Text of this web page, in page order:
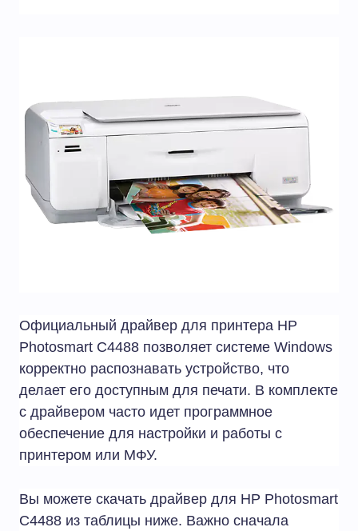
Официальный драйвер для принтера HP
Photosmart C4488 позволяет системе Windows
корректно распознавать устройство, что
делает его доступным для печати. В комплекте
с драйвером часто идет программное
обеспечение для настройки и работы с
принтером или МФУ.
Вы можете скачать драйвер для HP Photosmart
C4488 из таблицы ниже. Важно сначала